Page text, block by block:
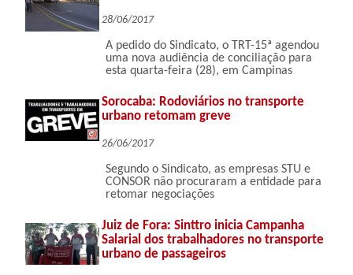
28/06/2017
A pedido do Sindicato, o TRT-15ª agendou
uma nova audiência de conciliação para
esta quarta-feira (28), em Campinas
Sorocaba: Rodoviários no transporte
urbano retomam greve
26/06/2017
Segundo o Sindicato, as empresas STU e
CONSOR não procuraram a entidade para
retomar negociações
Juiz de Fora: Sinttro inicia Campanha
Salarial dos trabalhadores no transporte
urbano de passageiros